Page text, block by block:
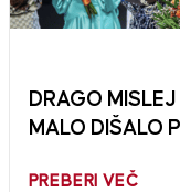
DRAGO
MALO DIŠALO
PREBERI VEČ